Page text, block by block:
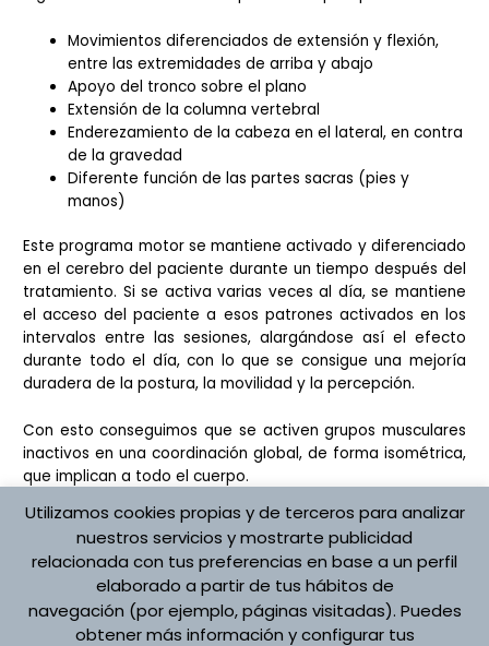
Movimientos diferenciados de extensión y flexión,
entre las extremidades de arriba y abajo
Apoyo del tronco sobre el plano
Extensión de la columna vertebral
Enderezamiento de la cabeza en el lateral, en contra
de la gravedad
Diferente función de las partes sacras (pies y
manos)
Este programa motor se mantiene activado y diferenciado
en el cerebro del paciente durante un tiempo después del
tratamiento. Si se activa varias veces al día, se mantiene
el acceso del paciente a esos patrones activados en los
intervalos entre las sesiones, alargándose así el efecto
durante todo el día, con lo que se consigue una mejoría
duradera de la postura, la movilidad y la percepción.
Con esto conseguimos que se activen grupos musculares
inactivos en una coordinación global, de forma isométrica,
que implican a todo el cuerpo.
Protección de datos
Aviso Legal
Utilizamos cookies propias y de terceros para analizar
nuestros servicios y mostrarte publicidad
relacionada con tus preferencias en base a un perfil
elaborado a partir de tus hábitos de
navegación (por ejemplo, páginas visitadas). Puedes
obtener más información y configurar tus